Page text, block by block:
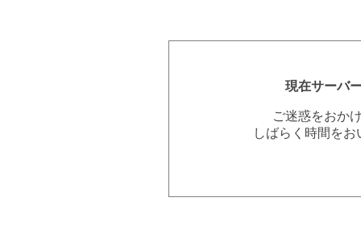
現在サーバ
ご迷惑をおか
しばらく時間を